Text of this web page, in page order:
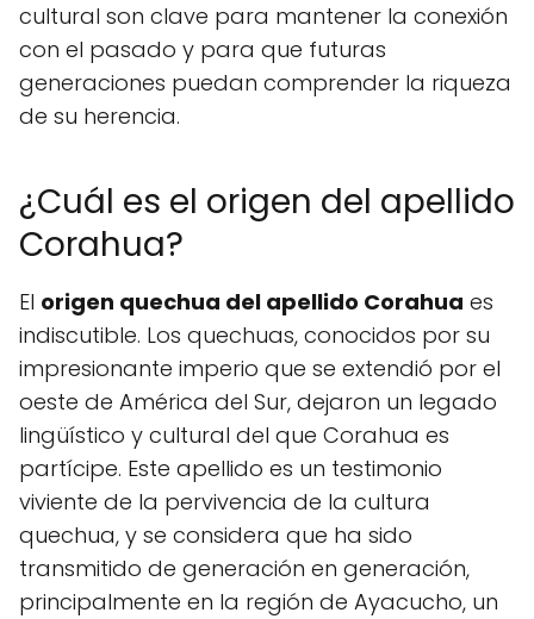
cultural son clave para mantener la conexión
con el pasado y para que futuras
generaciones puedan comprender la riqueza
de su herencia.
¿Cuál es el origen del apellido
Corahua?
El origen quechua del apellido Corahua es
indiscutible. Los quechuas, conocidos por su
impresionante imperio que se extendió por el
oeste de América del Sur, dejaron un legado
lingüístico y cultural del que Corahua es
partícipe. Este apellido es un testimonio
viviente de la pervivencia de la cultura
quechua, y se considera que ha sido
transmitido de generación en generación,
principalmente en la región de Ayacucho, un